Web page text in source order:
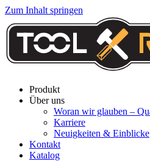
Zum Inhalt springen
Produkt
Über uns
Woran wir glauben –
Karriere
Neuigkeiten & Einblicke
Kontakt
Katalog